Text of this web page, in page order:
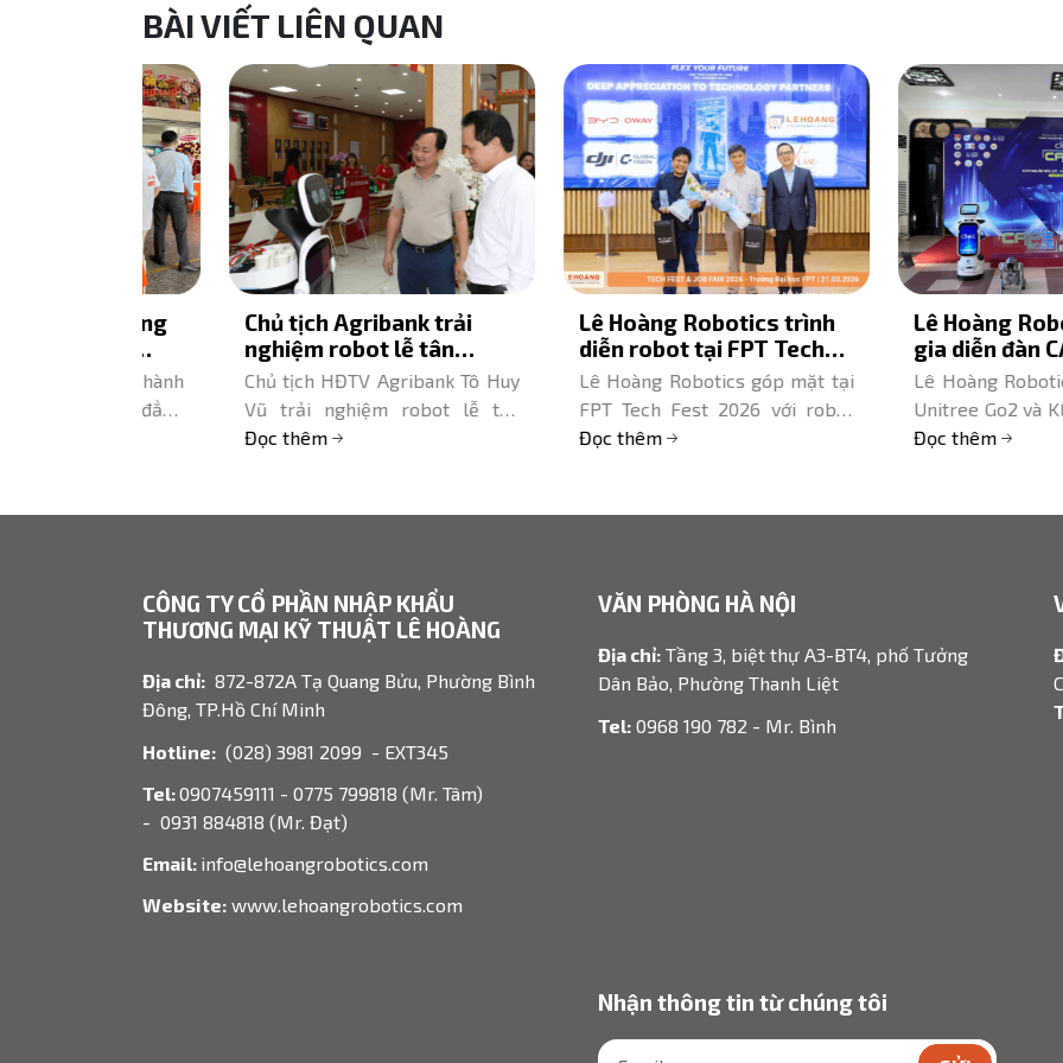
BÀI VIẾT LIÊN QUAN
Chủ tịch Agribank trải
nghiệm robot lễ tân
KEENON T10 tại chi nhánh
Đông Hải Phòng
Chủ tịch HĐTV Agribank Tô Huy
Vũ trải nghiệm robot lễ tân
KEENON T10 tại chi nhánh Đông
Đọc thêm
Lê Hoàng Robotics trình
diễn robot tại FPT Tech
Fest & Job Fair 2026
Lê Hoàng Robotics góp mặt tại
FPT Tech Fest 2026 với robot
KEENON, Unitree, DOBOT - Đối
Đọc thêm
Lê Hoàng Robotics
gia diễn đàn CAPE
Cà Mau – Mang robot
Unitree Go2 và
T11 đến vùng Đất Mũi
Lê Hoàng Robotics mang
Unitree Go2 và KEENON
Diễn đàn CAPE 2026 Cà
Đọc thêm
CÔNG TY CỔ PHẦN NHẬP KHẨU
THƯƠNG MẠI KỸ THUẬT LÊ HOÀNG
Địa chỉ: 872-872A Tạ Quang Bửu, Phường Bình
Đông, TP.Hồ Chí Minh
Hotline: (028) 3981 2099 - EXT345
Tel:0907459111 - 0775 799818 (Mr. Tâm)
- 0931 884818 (Mr. Đạt)
Email: info@lehoangrobotics.com
Website:www.lehoangrobotics.com
VĂN PHÒNG HÀ NỘI
Địa chỉ:Tầng 3, biệt thự A3-BT4, phố Tưởng
Dân Bảo, Phường Thanh Liệt
Tel:0968 190 782 - Mr. Bình
Nhận thông tin từ chúng tôi